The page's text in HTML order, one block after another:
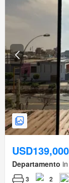
USD139,000
Departamento
3 2